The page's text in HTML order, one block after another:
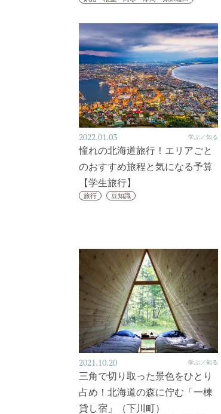
2022.01.03 学ぶ／知る
憧れの北海道旅行！エリアごと
のおすすめ旅程と気になる予算
【学生旅行】
旅行 豆知識
2021.10.20 学ぶ／知る
三角で切り取った景色をひとり
占め！北海道の森に佇む「一棟
貸し宿」（下川町）